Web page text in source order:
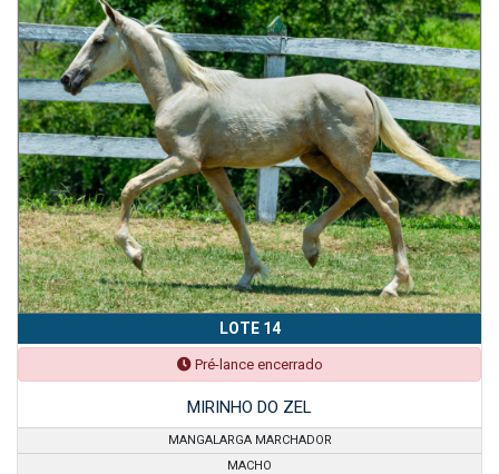
LOTE 14
Pré-lance encerrado
MIRINHO DO ZEL
MANGALARGA MARCHADOR
MACHO